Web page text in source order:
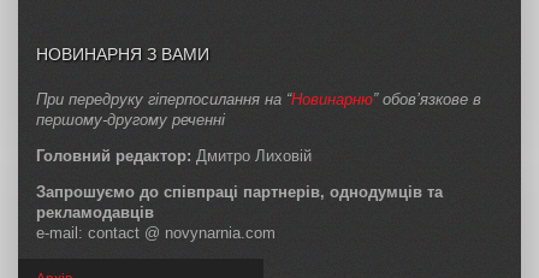
НОВИНАРНЯ З ВАМИ
При передруку гіперпосилання на “Новинарню” обов’язкове в
першому-другому реченні
Головний редактор: Дмитро Лиховій
Запрошуємо до співпраці партнерів, однодумців та
рекламодавців
e-mail: contact @ novynarnia.com